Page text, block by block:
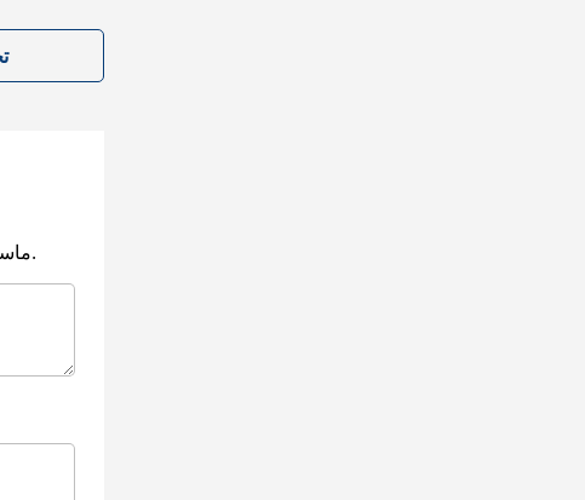
ماسكوس. نقرأ آراءك، ونرد عليها، بناء على طلبكم في أسرع وقت ممكن.